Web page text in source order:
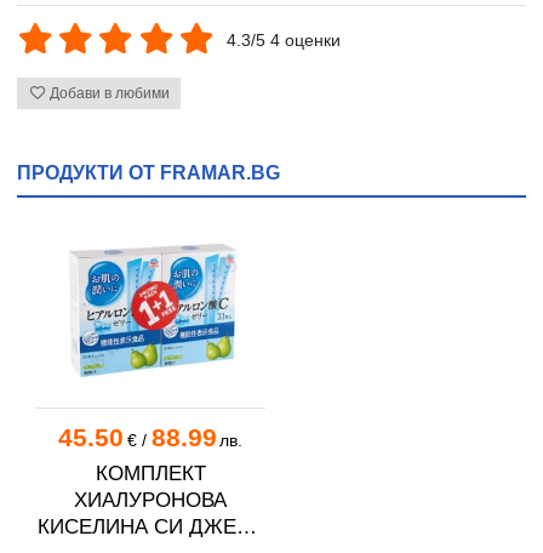
4.3/5 4 оценки
Добави в любими
ПРОДУКТИ ОТ FRAMAR.BG
45.50 €/ 88.99 лв.
КОМПЛЕКТ
ХИАЛУРОНОВА
КИСЕЛИНА СИ ДЖЕЛИ